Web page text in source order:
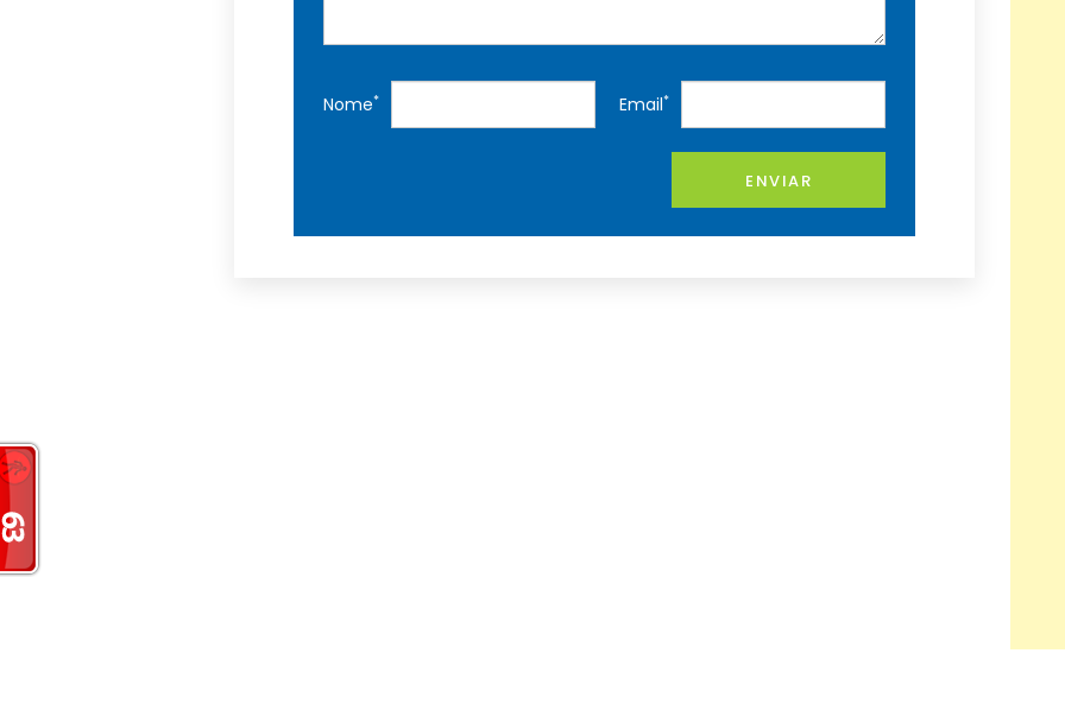
Nome* Email*
ENVIAR